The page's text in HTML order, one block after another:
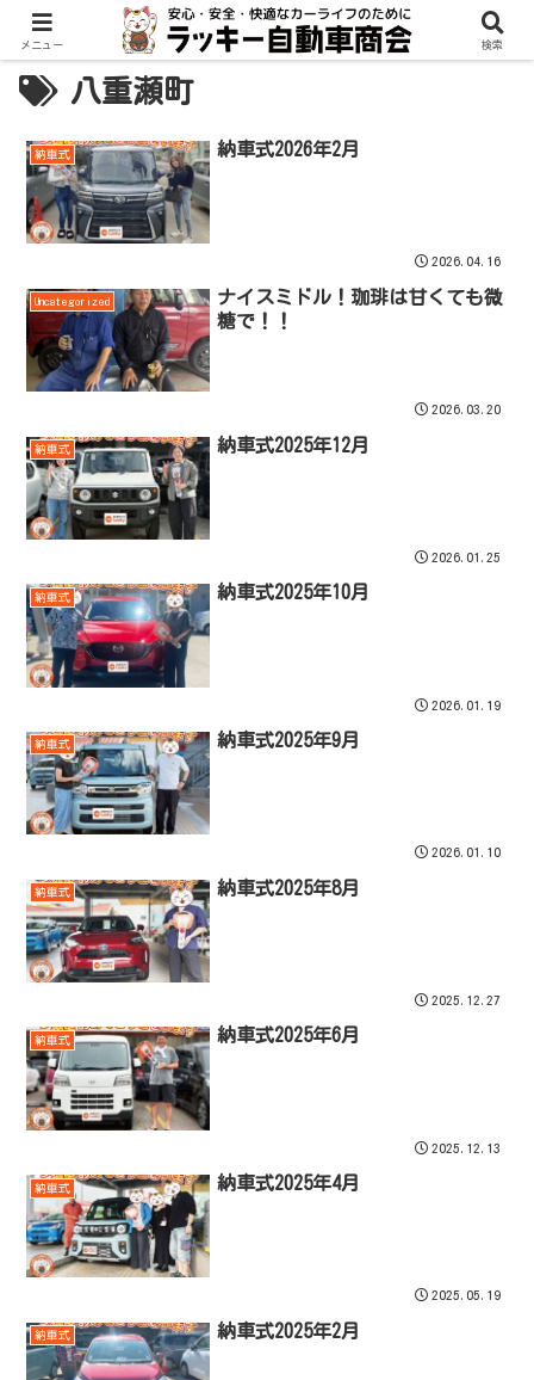
八重瀬町
納車式 納車式2026年2月
2026.04.16
Uncategorized
ナイスミドル！珈琲は甘くても微
糖で！！
2026.03.20
納車式 納車式2025年12月
2026.01.25
納車式 納車式2025年10月
2026.01.19
納車式 納車式2025年9月
2026.01.10
納車式 納車式2025年8月
2025.12.27
納車式 納車式2025年6月
2025.12.13
納車式 納車式2025年4月
2025.05.19
納車式 納車式2025年2月
メニュー 検索